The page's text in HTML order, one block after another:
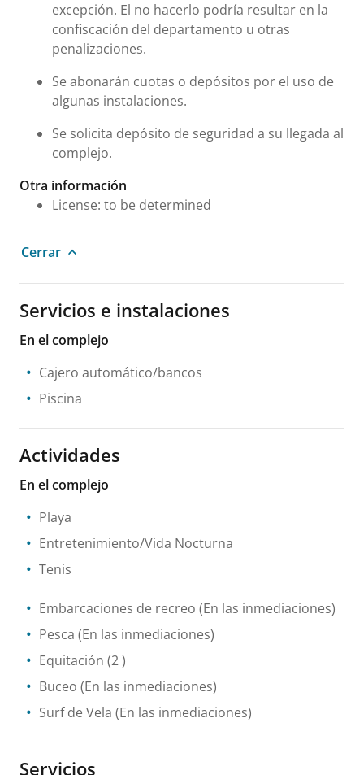
excepción. El no hacerlo podría resultar en la
confiscación del departamento u otras
penalizaciones.
Se abonarán cuotas o depósitos por el uso de
algunas instalaciones.
Se solicita depósito de seguridad a su llegada al
complejo.
Otra información
License: to be determined
Cerrar
Servicios e instalaciones
En el complejo
Cajero automático/bancos
Piscina
Actividades
En el complejo
Playa
Entretenimiento/Vida Nocturna
Tenis
Embarcaciones de recreo (En las inmediaciones)
Pesca (En las inmediaciones)
Equitación (2 )
Buceo (En las inmediaciones)
Surf de Vela (En las inmediaciones)
Servicios